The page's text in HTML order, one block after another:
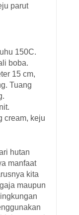
parut
150C.
boba.
15 cm,
Tuang
cream, keju
hutan
manfaat
kita
maupun